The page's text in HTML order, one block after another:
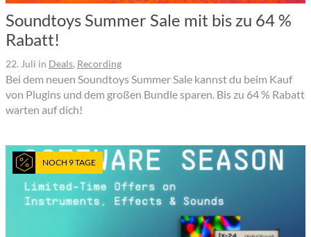
Soundtoys Summer Sale mit bis zu 64 %
Rabatt!
22. Juli in Deals, Recording
Bei dem neuen Soundtoys Summer Sale kannst du beim Kauf
von Plugins und dem großen Bundle sparen. Bis zu 64 % Rabatt
warten auf dich!
NOCH 9 TAGE